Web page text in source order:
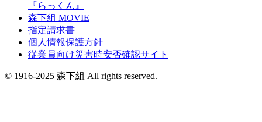
『らっくん』
森下組 MOVIE
指定請求書
個人情報保護方針
従業員向け災害時安否確認サイト
© 1916-2025 森下組 All rights reserved.